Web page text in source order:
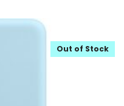
Out of Stock